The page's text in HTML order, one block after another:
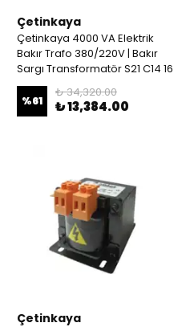
Çetinkaya
Çetinkaya 4000 VA Elektrik
Bakır Trafo 380/220V | Bakır
Sargı Transformatör S21 C14 16
%61
₺ 34,320.00
₺ 13,384.00
Çetinkaya